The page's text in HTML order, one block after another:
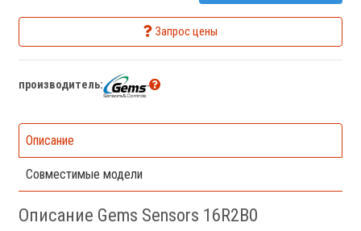
Запрос цены
производитель:
Описание
Совместимые модели
Описание Gems Sensors 16R2B0